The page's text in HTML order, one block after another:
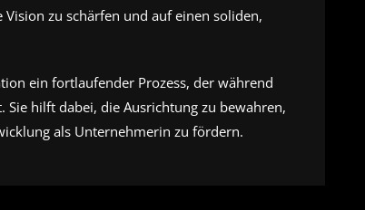
zu schärfen und auf einen soliden,
ein fortlaufender Prozess, der während
hilft dabei, die Ausrichtung zu bewahren,
als Unternehmerin zu fördern.